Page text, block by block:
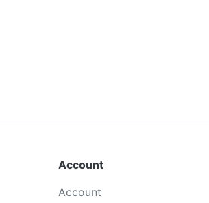
Account
Account